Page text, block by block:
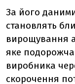
За його
становлять
вирощування
яке
виробника
скорочення